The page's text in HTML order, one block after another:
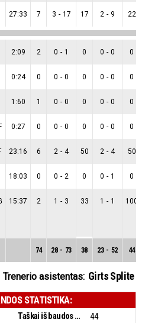
27:33 7 3 - 17 17 2 - 9 22
2:09 2 0 - 1 0 0 - 0 0
0:24 0 0 - 0 0 0 - 0 0
1:60 1 0 - 0 0 0 - 0 0
0:27 0 0 - 0 0 0 - 0 0
23:16 6 2 - 4 50 2 - 4 50
18:03 0 0 - 2 0 0 - 1 0
15:37 2 1 - 3 33 1 - 1 100
74 28 - 73 38 23 - 52 44
Trenerio asistentas: Girts Splite
STATISTIKA:
Taškai iš baudos aikštelės:
44